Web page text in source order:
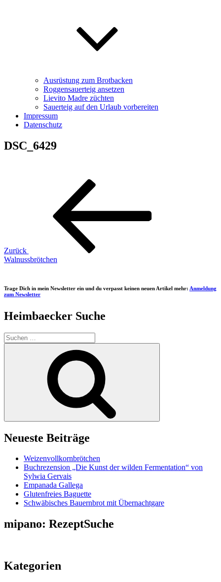
Ausrüstung zum Brotbacken
Roggensauerteig ansetzen
Lievito Madre züchten
Sauerteig auf den Urlaub vorbereiten
Impressum
Datenschutz
DSC_6429
Beitragsnavigation
Zurück
Walnussbrötchen
Trage Dich in mein Newsletter ein und du verpasst keinen neuen Artikel mehr: Anmeldung
zum Newsletter
Heimbaecker Suche
Suchen
nach:
Neueste Beiträge
Weizenvollkornbrötchen
Buchrezension „Die Kunst der wilden Fermentation“ von
Sylwia Gervais
Empanada Gallega
Glutenfreies Baguette
Schwäbisches Bauernbrot mit Übernachtgare
mipano: RezeptSuche
Kategorien